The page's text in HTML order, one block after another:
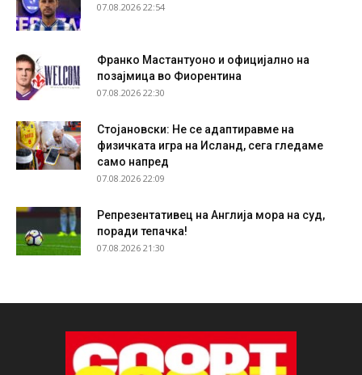
07.08.2026 22:54
Франко Мастантуоно и официјално на
позајмица во Фиорентина
07.08.2026 22:30
Стојановски: Не се адаптиравме на
физичката игра на Исланд, сега гледаме
само напред
07.08.2026 22:09
Репрезентативец на Англија мора на суд,
поради тепачка!
07.08.2026 21:30